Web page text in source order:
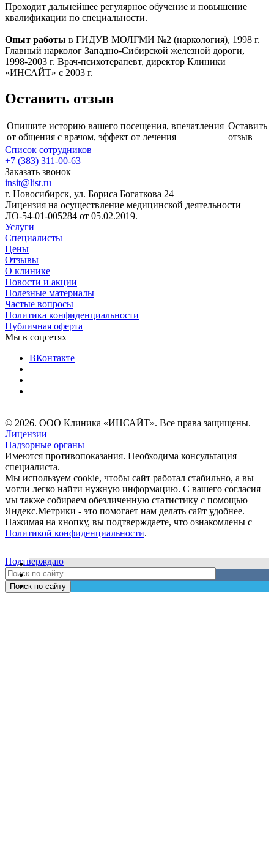
Проходит дальнейшее регулярное обучение и повышение
квалификации по специальности.
Опыт работы в ГИДУВ МОЛГМИ №2 (наркология), 1998 г.
Главный нарколог Западно-Сибирской железной дороги,
1998-2003 г. Врач-психотерапевт, директор Клиники
«ИНСАЙТ» с 2003 г.
Оставить отзыв
Опишите историю вашего посещения, впечатления
от общения с врачом, эффект от лечения
Оставить
отзыв
Список сотрудников
+7 (383) 311-00-63
Заказать звонок
insit@list.ru
г. Новосибирск, ул. Бориса Богаткова 24
Лицензия на осуществление медицинской деятельности
ЛО-54-01-005284 от 05.02.2019.
Услуги
Специалисты
Цены
Отзывы
О клинике
Новости и акции
Полезные материалы
Частые вопросы
Политика конфиденциальности
Публичная оферта
Мы в соцсетях
ВКонтакте
© 2026. ООО Клиника «ИНСАЙТ». Все права защищены.
Лицензии
Надзорные органы
Имеются противопоказания. Необходима консультация
специалиста.
Мы используем cookie, чтобы сайт работал стабильно, а вы
могли легко найти нужную информацию. С вашего согласия
мы также собираем обезличенную статистику с помощью
Яндекс.Метрики - это помогает нам делать сайт удобнее.
Нажимая на кнопку, вы подтверждаете, что ознакомлены с
Политикой конфиденциальности.
Подтверждаю
Поиск по сайту